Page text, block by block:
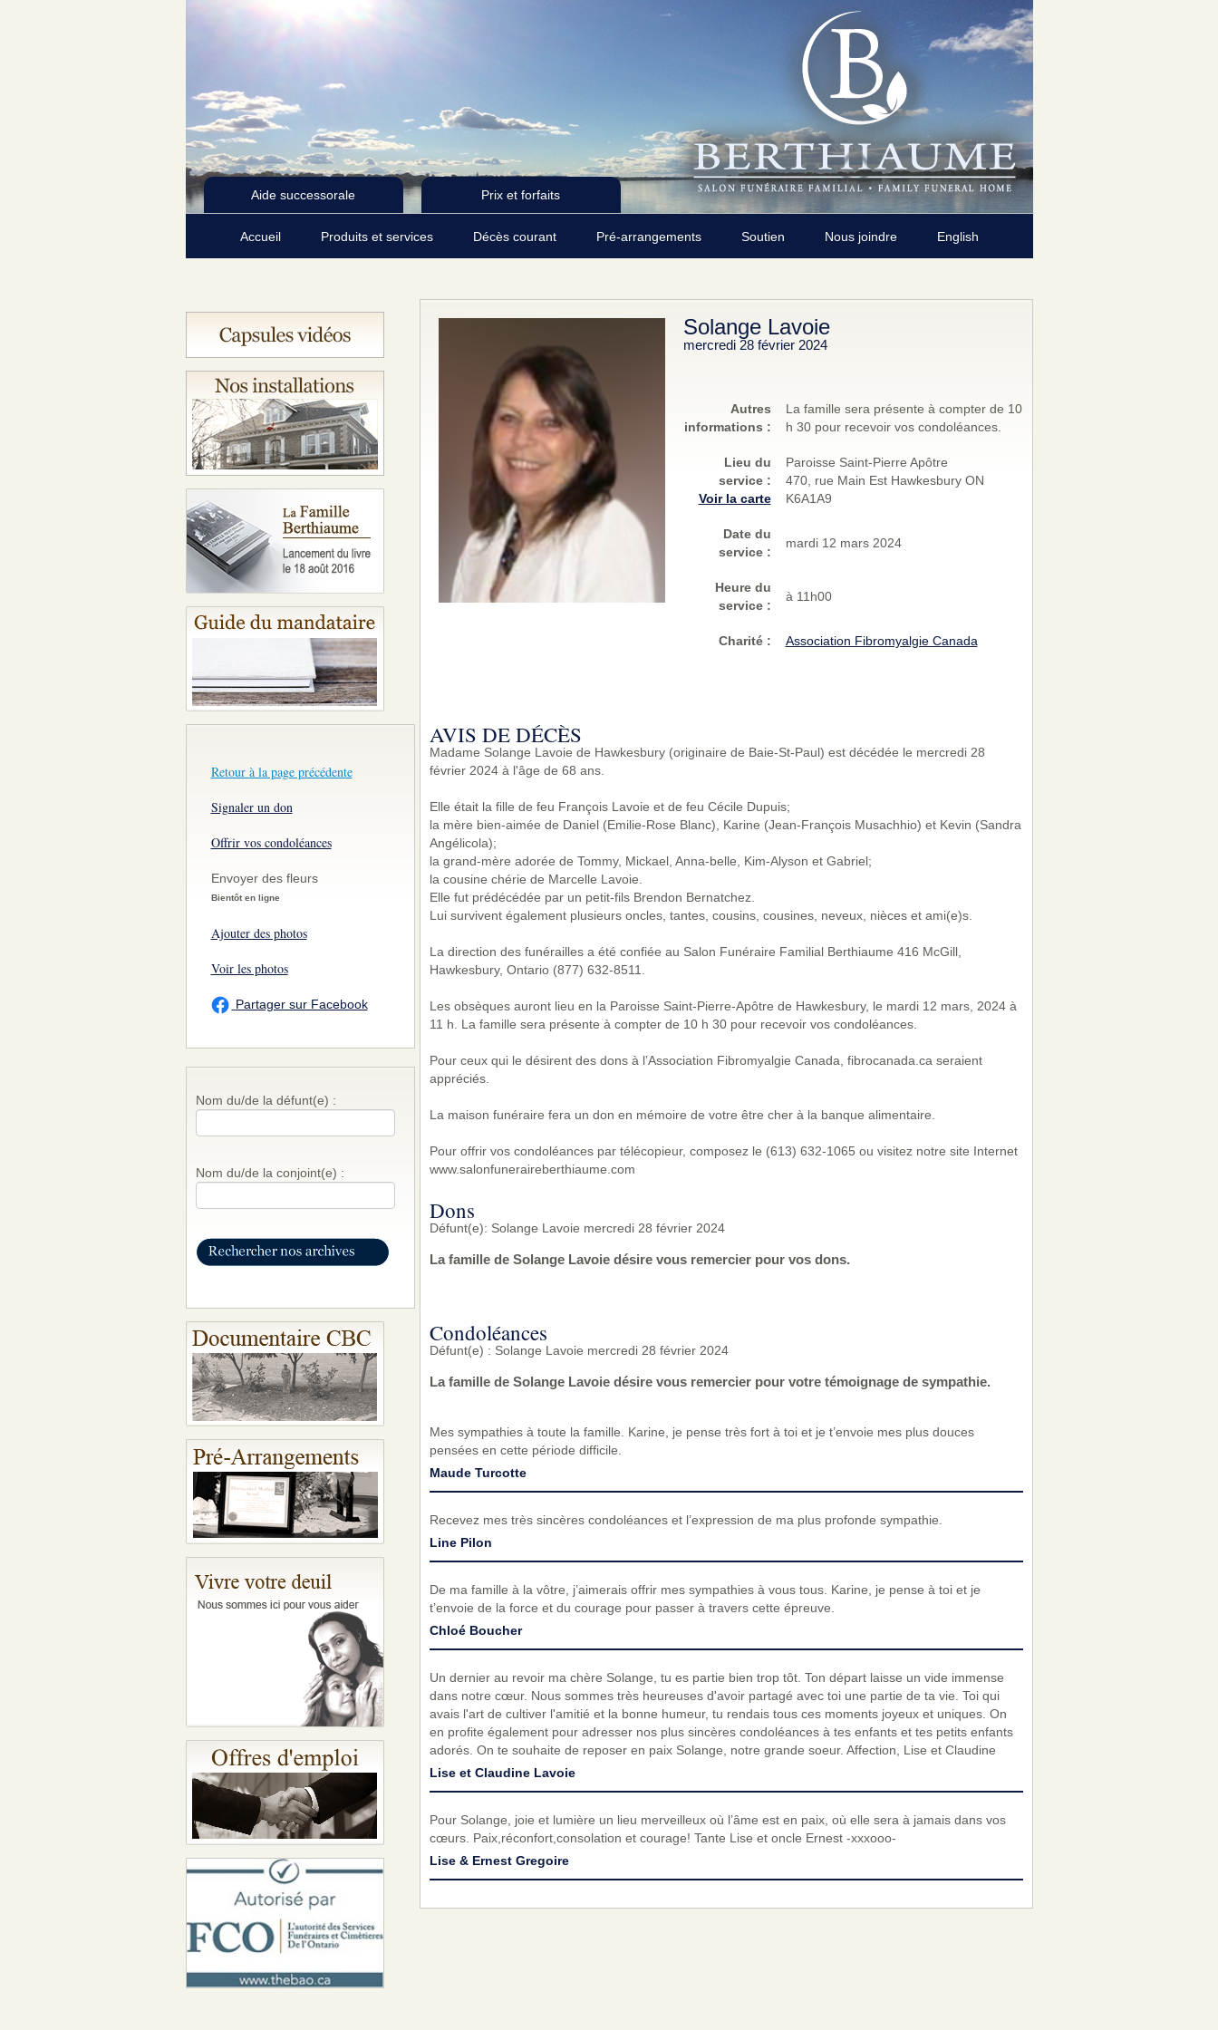
Aide successorale Prix et forfaits
Accueil Produits et services Décès courant Pré-arrangements Soutien Nous joindre English
Retour à la page précédente
Signaler un don
Offrir vos condoléances
Envoyer des fleurs
Bientôt en ligne
Ajouter des photos
Voir les photos
Partager sur Facebook
Nom du/de la défunt(e) :
Nom du/de la conjoint(e) :
Solange Lavoie
mercredi 28 février 2024
Autres
informations :
La famille sera présente à compter de 10
h 30 pour recevoir vos condoléances.
Lieu du
service :
Voir la carte
Paroisse Saint-Pierre Apôtre
470, rue Main Est Hawkesbury ON
K6A1A9
Date du
service :
mardi 12 mars 2024
Heure du
service :
à 11h00
Charité: Association Fibromyalgie Canada
AVIS DE DÉCÈS
Madame Solange Lavoie de Hawkesbury (originaire de Baie-St-Paul) est décédée le mercredi 28
février 2024 à l'âge de 68 ans.
Elle était la fille de feu François Lavoie et de feu Cécile Dupuis;
la mère bien-aimée de Daniel (Emilie-Rose Blanc), Karine (Jean-François Musachhio) et Kevin (Sandra
Angélicola);
la grand-mère adorée de Tommy, Mickael, Anna-belle, Kim-Alyson et Gabriel;
la cousine chérie de Marcelle Lavoie.
Elle fut prédécédée par un petit-fils Brendon Bernatchez.
Lui survivent également plusieurs oncles, tantes, cousins, cousines, neveux, nièces et ami(e)s.
La direction des funérailles a été confiée au Salon Funéraire Familial Berthiaume 416 McGill,
Hawkesbury, Ontario (877) 632-8511.
Les obsèques auront lieu en la Paroisse Saint-Pierre-Apôtre de Hawkesbury, le mardi 12 mars, 2024 à
11 h. La famille sera présente à compter de 10 h 30 pour recevoir vos condoléances.
Pour ceux qui le désirent des dons à l’Association Fibromyalgie Canada, fibrocanada.ca seraient
appréciés.
La maison funéraire fera un don en mémoire de votre être cher à la banque alimentaire.
Pour offrir vos condoléances par télécopieur, composez le (613) 632-1065 ou visitez notre site Internet
www.salonfuneraireberthiaume.com
Dons
Défunt(e): Solange Lavoie mercredi 28 février 2024
La famille de Solange Lavoie désire vous remercier pour vos dons.
Condoléances
Défunt(e) : Solange Lavoie mercredi 28 février 2024
La famille de Solange Lavoie désire vous remercier pour votre témoignage de sympathie.
Mes sympathies à toute la famille. Karine, je pense très fort à toi et je t’envoie mes plus douces
pensées en cette période difficile.
Maude Turcotte
Recevez mes très sincères condoléances et l’expression de ma plus profonde sympathie.
Line Pilon
De ma famille à la vôtre, j’aimerais offrir mes sympathies à vous tous. Karine, je pense à toi et je
t’envoie de la force et du courage pour passer à travers cette épreuve.
Chloé Boucher
Un dernier au revoir ma chère Solange, tu es partie bien trop tôt. Ton départ laisse un vide immense
dans notre cœur. Nous sommes très heureuses d'avoir partagé avec toi une partie de ta vie. Toi qui
avais l'art de cultiver l'amitié et la bonne humeur, tu rendais tous ces moments joyeux et uniques. On
en profite également pour adresser nos plus sincères condoléances à tes enfants et tes petits enfants
adorés. On te souhaite de reposer en paix Solange, notre grande soeur. Affection, Lise et Claudine
Lise et Claudine Lavoie
Pour Solange, joie et lumière un lieu merveilleux où l’âme est en paix, où elle sera à jamais dans vos
cœurs. Paix,réconfort,consolation et courage! Tante Lise et oncle Ernest -xxxooo-
Lise & Ernest Gregoire